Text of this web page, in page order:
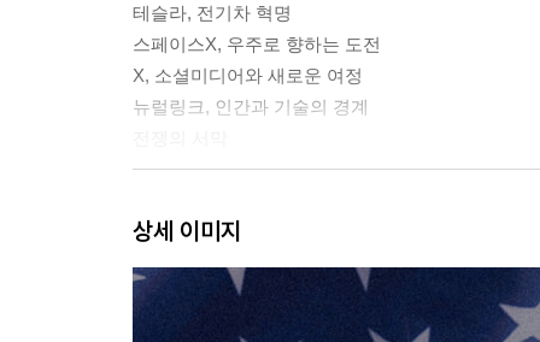
테슬라, 전기차 혁명
스페이스X, 우주로 향하는 도전
X, 소셜미디어와 새로운 여정
뉴럴링크, 인간과 기술의 경계
자율주행 혁신 vs 안전, NHTSA와의 갈등
우주 개발 속도 vs 주도권, NASA와의 충돌
AI 개발 vs 개인정보 보호, FTC와의 대립
상세 이미지